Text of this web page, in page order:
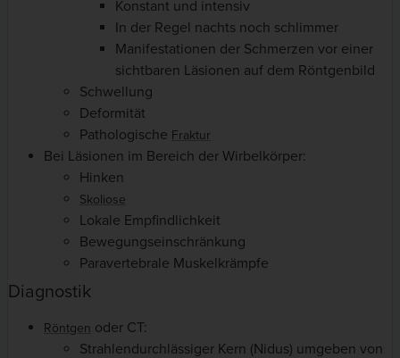
Konstant und intensiv
In der Regel nachts noch schlimmer
Manifestationen der Schmerzen vor einer
sichtbaren Läsionen auf dem Röntgenbild
Schwellung
Deformität
Pathologische Fraktur
Bei Läsionen im Bereich der Wirbelkörper:
Hinken
Skoliose
Lokale Empfindlichkeit
Bewegungseinschränkung
Paravertebrale Muskelkrämpfe
Diagnostik
Röntgen oder CT:
Strahlendurchlässiger Kern (Nidus) umgeben von